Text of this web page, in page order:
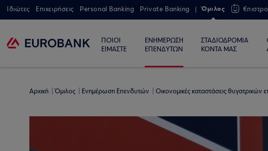
Ιδιώτες Επιχειρήσεις Personal Banking Private Banking Όμιλος
ΠΟΙΟΙ
ΕΙΜΑΣΤΕ
ΕΝΗΜΕΡΩΣΗ
ΕΠΕΝΔΥΤΩΝ
ΣΤΑΔΙΟΔΡΟΜΙΑ
ΚΟΝΤΑ ΜΑΣ
Αρχική Όμιλος Ενημέρωση Επενδυτών Οικονομικές καταστάσεις θυγατρικών